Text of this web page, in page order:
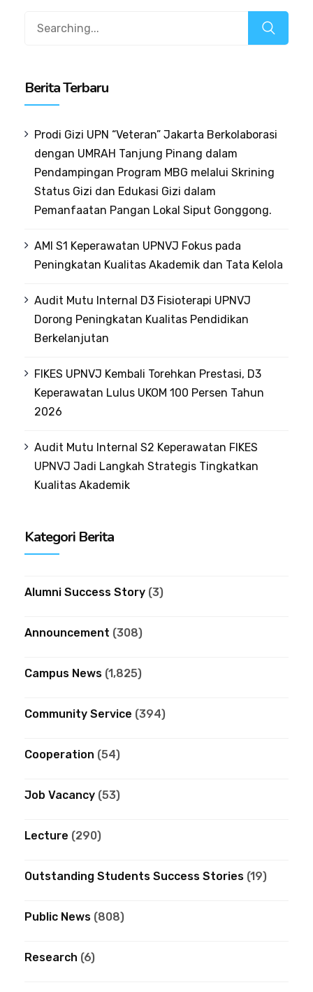
Berita Terbaru
Prodi Gizi UPN “Veteran” Jakarta Berkolaborasi
dengan UMRAH Tanjung Pinang dalam
Pendampingan Program MBG melalui Skrining
Status Gizi dan Edukasi Gizi dalam
Pemanfaatan Pangan Lokal Siput Gonggong.
AMI S1 Keperawatan UPNVJ Fokus pada
Peningkatan Kualitas Akademik dan Tata Kelola
Audit Mutu Internal D3 Fisioterapi UPNVJ
Dorong Peningkatan Kualitas Pendidikan
Berkelanjutan
FIKES UPNVJ Kembali Torehkan Prestasi, D3
Keperawatan Lulus UKOM 100 Persen Tahun
2026
Audit Mutu Internal S2 Keperawatan FIKES
UPNVJ Jadi Langkah Strategis Tingkatkan
Kualitas Akademik
Kategori Berita
Alumni Success Story (3)
Announcement (308)
Campus News (1,825)
Community Service (394)
Cooperation (54)
Job Vacancy (53)
Lecture (290)
Outstanding Students Success Stories (19)
Public News (808)
Research (6)